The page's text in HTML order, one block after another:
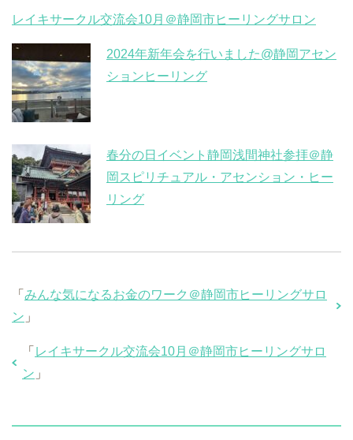
レイキサークル交流会10月＠静岡市ヒーリングサロン
2024年新年会を行いました@静岡アセン
ションヒーリング
春分の日イベント静岡浅間神社参拝＠静
岡スピリチュアル・アセンション・ヒー
リング
「 みんな気になるお金のワーク＠静岡市ヒーリングサロ
ン 」
「 レイキサークル交流会10月＠静岡市ヒーリングサロ
ン 」